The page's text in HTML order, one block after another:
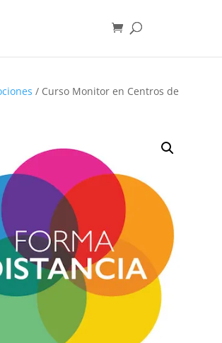
/ Curso Monitor en Centros de